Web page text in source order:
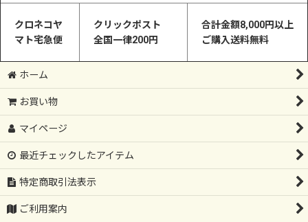
クロネコヤ
マト宅急便
クリックポスト
全国一律200円
合計金額8,000円以上
ご購入送料無料
ホーム
お買い物
マイページ
最近チェックしたアイテム
特定商取引法表示
ご利用案内